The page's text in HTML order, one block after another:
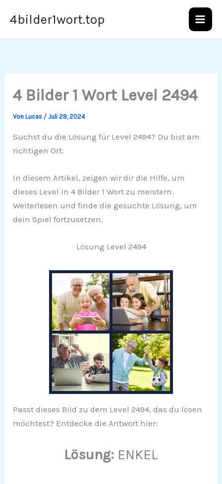
Inhalt
4bilder1wort.top
4 Bilder 1 Wort Level 2494
VonLucas /Juli 29, 2024
Suchst du die Lösung für Level 2494? Du bist am
richtigen Ort.
In diesem Artikel, zeigen wir dir die Hilfe, um
dieses Level in 4 Bilder 1 Wort zu meistern.
Weiterlesen und finde die gesuchte Lösung, um
dein Spiel fortzusetzen.
Lösung Level 2494
Passt dieses Bild zu dem Level 2494, das du lösen
möchtest? Entdecke die Antwort hier:
Lösung: ENKEL